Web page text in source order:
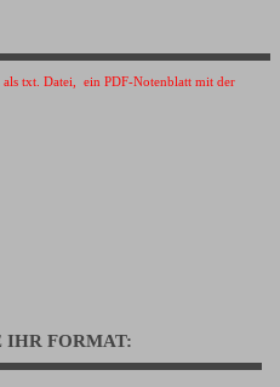
txt. Datei, ein PDF-Notenblatt mit der
IHR FORMAT: